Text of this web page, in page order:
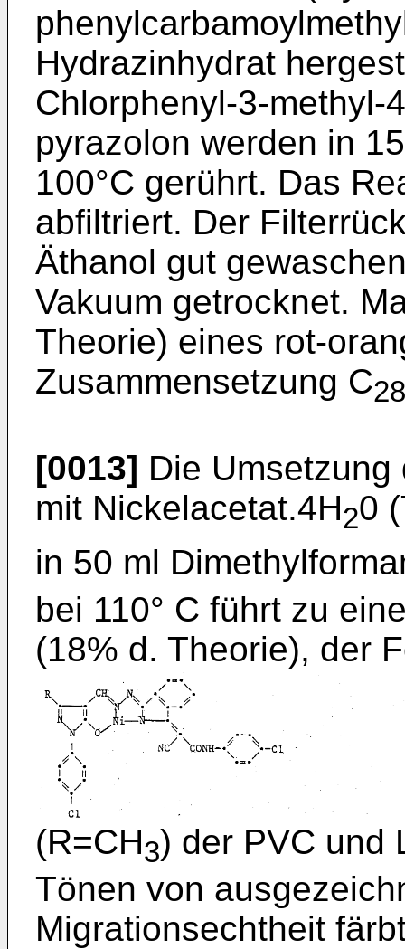
Hydrazinhydrat
Chlorphenyl-3-methyl-
pyrazolon werden in
100°C gerührt. Das
abfiltriert. Der
Äthanol gut
Vakuum getrocknet.
Theorie) eines rot-
Zusammensetzung C28
[0013] Die
mit Nickelacetat.4H20
in 50 ml
bei 110° C führt zu
(18% d. Theorie), der
(R=CH3) der PVC und
Tönen von
Migrationsechtheit